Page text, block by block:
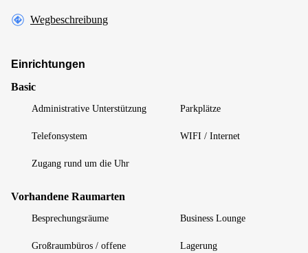
Wegbeschreibung
Einrichtungen
Basic
Administrative Unterstützung Parkplätze
Telefonsystem WIFI / Internet
Zugang rund um die Uhr
Vorhandene Raumarten
Besprechungsräume Business Lounge
Großraumbüros / offene
Lagerung